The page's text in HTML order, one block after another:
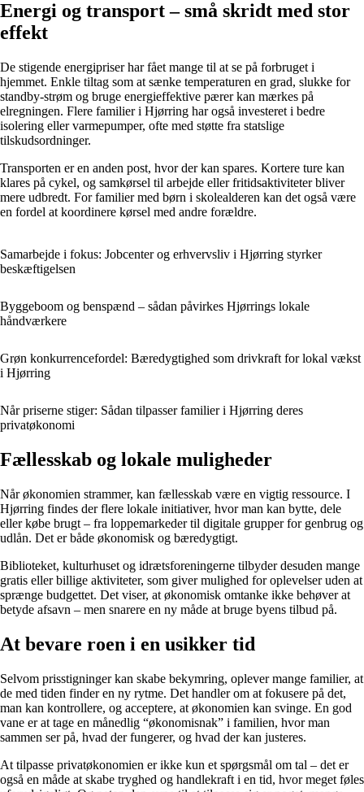
Energi og transport – små skridt med stor
effekt
De stigende energipriser har fået mange til at se på forbruget i
hjemmet. Enkle tiltag som at sænke temperaturen en grad, slukke for
standby-strøm og bruge energieffektive pærer kan mærkes på
elregningen. Flere familier i Hjørring har også investeret i bedre
isolering eller varmepumper, ofte med støtte fra statslige
tilskudsordninger.
Transporten er en anden post, hvor der kan spares. Kortere ture kan
klares på cykel, og samkørsel til arbejde eller fritidsaktiviteter bliver
mere udbredt. For familier med børn i skolealderen kan det også være
en fordel at koordinere kørsel med andre forældre.
Samarbejde i fokus: Jobcenter og erhvervsliv i Hjørring styrker
beskæftigelsen
Byggeboom og benspænd – sådan påvirkes Hjørrings lokale
håndværkere
Grøn konkurrencefordel: Bæredygtighed som drivkraft for lokal vækst
i Hjørring
Når priserne stiger: Sådan tilpasser familier i Hjørring deres
privatøkonomi
Fællesskab og lokale muligheder
Når økonomien strammer, kan fællesskab være en vigtig ressource. I
Hjørring findes der flere lokale initiativer, hvor man kan bytte, dele
eller købe brugt – fra loppemarkeder til digitale grupper for genbrug og
udlån. Det er både økonomisk og bæredygtigt.
Biblioteket, kulturhuset og idrætsforeningerne tilbyder desuden mange
gratis eller billige aktiviteter, som giver mulighed for oplevelser uden at
sprænge budgettet. Det viser, at økonomisk omtanke ikke behøver at
betyde afsavn – men snarere en ny måde at bruge byens tilbud på.
At bevare roen i en usikker tid
Selvom prisstigninger kan skabe bekymring, oplever mange familier, at
de med tiden finder en ny rytme. Det handler om at fokusere på det,
man kan kontrollere, og acceptere, at økonomien kan svinge. En god
vane er at tage en månedlig “økonomisnak” i familien, hvor man
sammen ser på, hvad der fungerer, og hvad der kan justeres.
At tilpasse privatøkonomien er ikke kun et spørgsmål om tal – det er
også en måde at skabe tryghed og handlekraft i en tid, hvor meget føles